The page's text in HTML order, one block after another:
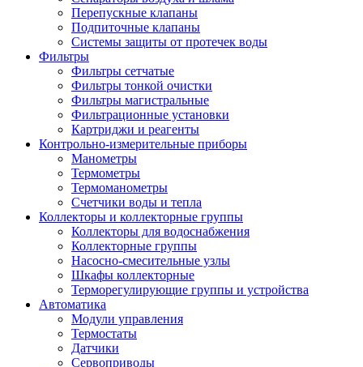
Перепускные клапаны
Подпиточные клапаны
Системы защиты от протечек воды
Фильтры
Фильтры сетчатые
Фильтры тонкой очистки
Фильтры магистральные
Фильтрационные установки
Картриджи и реагенты
Контрольно-измерительные приборы
Манометры
Термометры
Термоманометры
Счетчики воды и тепла
Коллекторы и коллекторные группы
Коллекторы для водоснабжения
Коллекторные группы
Насосно-смесительные узлы
Шкафы коллекторные
Терморегулирующие группы и устройства
Автоматика
Модули управления
Термостаты
Датчики
Сервоприводы